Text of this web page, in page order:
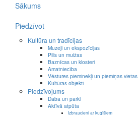
Sākums
Piedzīvot
Kultūra un tradīcijas
Muzeji un ekspozīcijas
Pilis un muižas
Baznīcas un klosteri
Amatniecība
Vēstures pieminekļi un piemiņas vietas
Kultūras objekti
Piedzīvojums
Daba un parki
Aktīvā atpūta
Izbraucieni ar kuģīšiem